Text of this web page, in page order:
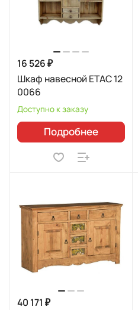
16 526 ₽
Шкаф навесной ETAC 12
0066
Доступно к заказу
Подробнее
40 171 ₽